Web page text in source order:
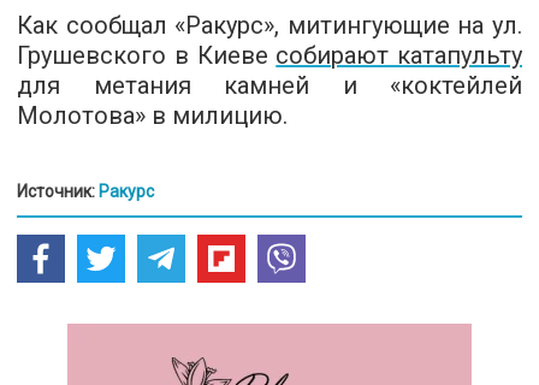
Как сообщал «Ракурс», митингующие на ул.
Грушевского в Киеве собирают катапульту
для метания камней и «коктейлей
Молотова» в милицию.
Источник: Ракурс